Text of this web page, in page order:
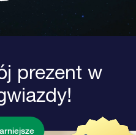
prezent w